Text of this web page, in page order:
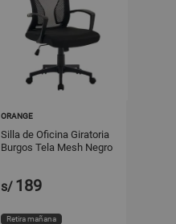
ORANGE
Silla de Oficina Giratoria
Burgos Tela Mesh Negro
s/ 189
Retira mañana